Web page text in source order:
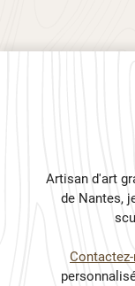
Artisan d'art
de Nantes,